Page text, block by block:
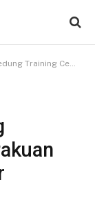
Tirta Pakuan Memasuki Tahap Akhir